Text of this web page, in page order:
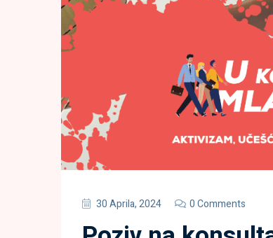
30 Aprila, 2024 0 Comments